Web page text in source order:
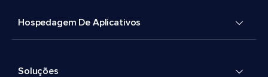
Hospedagem De Aplicativos
Soluções